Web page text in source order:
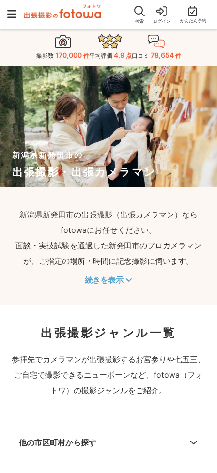
検索 ログイン かんたん予約
撮影数 170,000 件平均評価 4.9 点口コミ 78,654 件
新潟県新発田市の
出張撮影・出張カメラマン
新潟県新発田市の出張撮影（出張カメラマン）なら
fotowaにお任せください。
面談・実技試験を通過した新発田市のプロカメラマン
が、ご指定の場所・時間に記念撮影に伺います。
続きを表示
出張撮影ジャンル一覧
参拝先でカメラマンが出張撮影するお宮参りや七五三、
ご自宅で撮影できるニューボーンなど、fotowa（フォ
トワ）の撮影ジャンルをご紹介。
他の市区町村から探す